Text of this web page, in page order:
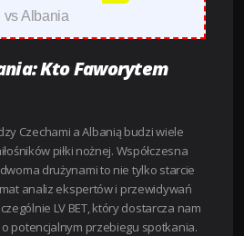
vs Albania
Kto Faworytem
Czechami a Albanią budzi wiele
piłki nożnej. Współczesna
drużynami to nie tylko starcie
analiz ekspertów i przewidywań
LV BET, który dostarcza nam
potencjalnym przebiegu spotkania.